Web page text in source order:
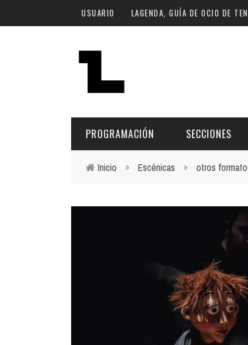
Pasar al contenido principal
USUARIO LAGENDA, GUÍA DE OCIO DE
PROGRAMACIÓN SECCIONES
GASTRONOMÍA
INFANTIL
Inicio » Escénicas » otros